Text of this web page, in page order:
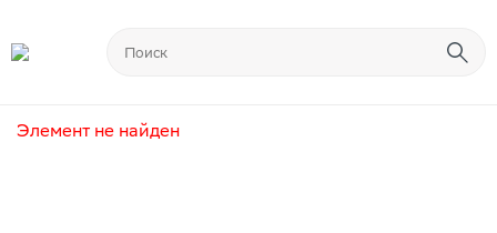
Элемент не найден